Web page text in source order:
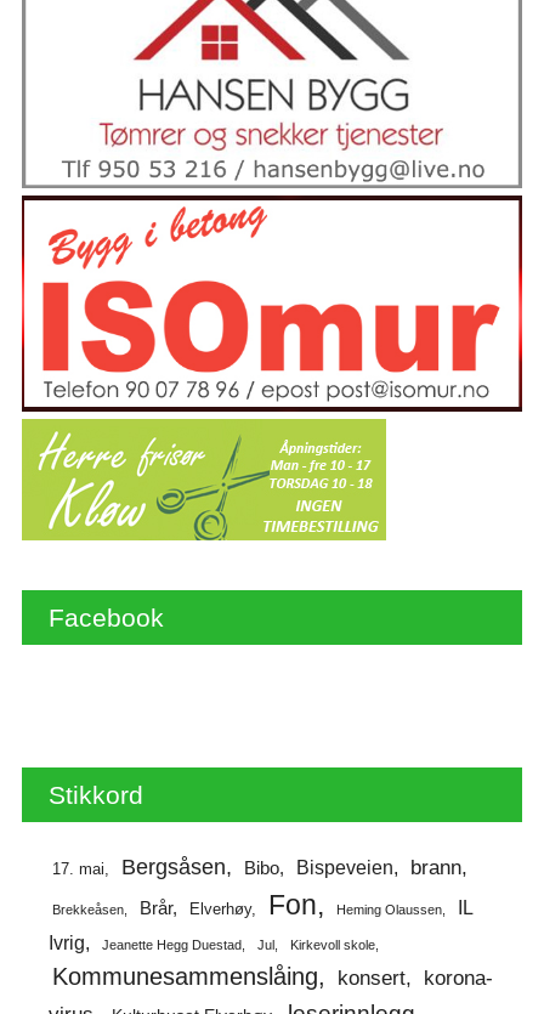
Facebook
Stikkord
17. mai Bergsåsen Bibo Bispeveien brann
Brekkeåsen Brår Elverhøy Fon Heming Olaussen
IL
Ivrig
Jeanette Hegg Duestad Jul Kirkevoll skole
Kommunesammenslåing konsert
korona-